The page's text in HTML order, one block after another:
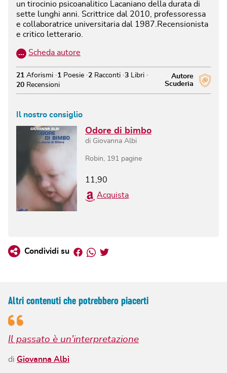
un tirocinio psicoanalitico Lacaniano della durata di
sette lunghi anni. Scrittrice dal 2010, professoressa
e collaboratrice universitaria dal 1987.Recensionista
e critico letterario.
… Scheda autore
Autore
Scuderia
21 Aforismi 1 Poesie 2 Racconti 3 Libri
20 Recensioni
Il nostro consiglio
Odore di bimbo
di Giovanna Albi
Robin 191 pagine
11,90
Acquista
Condividi su Facebook
Whatsapp
Twitter
Altri contenuti che potrebbero piacerti
Il passato è un'interpretazione
di Giovanna Albi